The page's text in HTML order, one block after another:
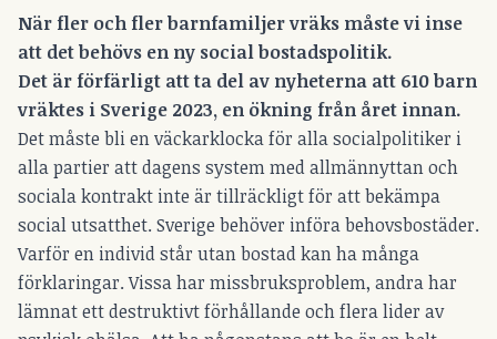
När fler och fler barnfamiljer vräks måste vi inse
att det behövs en ny social bostadspolitik.
Det är förfärligt att ta del av nyheterna att 610 barn
vräktes i Sverige 2023, en ökning från året innan.
Det måste bli en väckarklocka för alla socialpolitiker i
alla partier att dagens system med allmännyttan och
sociala kontrakt inte är tillräckligt för att bekämpa
social utsatthet. Sverige behöver införa behovsbostäder.
Varför en individ står utan bostad kan ha många
förklaringar. Vissa har missbruksproblem, andra har
lämnat ett destruktivt förhållande och flera lider av